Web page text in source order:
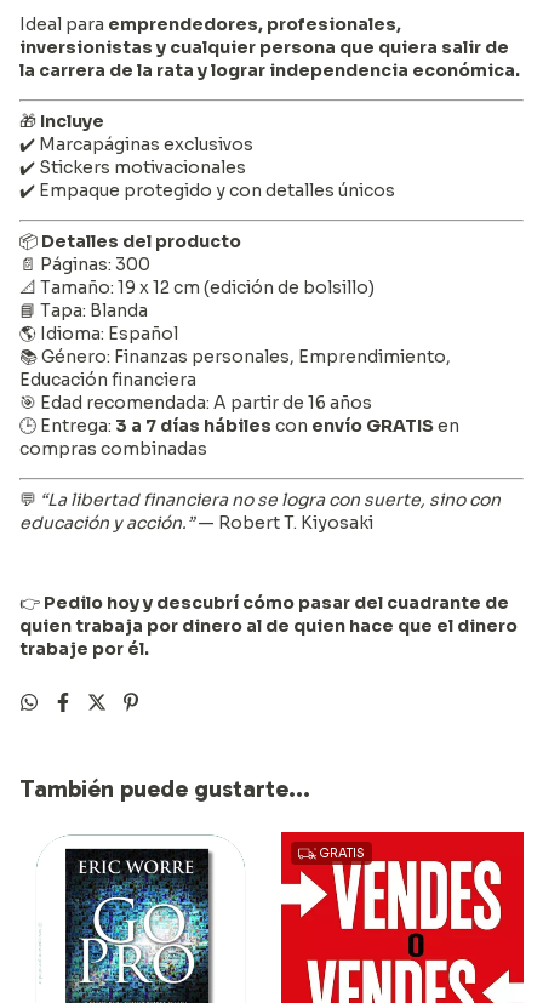
Ideal para emprendedores, profesionales,
inversionistas y cualquier persona que quiera salir de
la carrera de la rata y lograr independencia económica.
🎁 Incluye
✔️ Marcapáginas exclusivos
✔️ Stickers motivacionales
✔️ Empaque protegido y con detalles únicos
📦 Detalles del producto
📄 Páginas: 300
📐 Tamaño: 19 x 12 cm (edición de bolsillo)
📘 Tapa: Blanda
🌎 Idioma: Español
📚 Género: Finanzas personales, Emprendimiento,
Educación financiera
🎯 Edad recomendada: A partir de 16 años
🕒 Entrega: 3 a 7 días hábiles con envío GRATISen
compras combinadas
💬 “La libertad financiera no se logra con suerte, sino con
educación y acción.”— Robert T. Kiyosaki
👉 Pedilo hoy y descubrí cómo pasar del cuadrante de
quien trabaja por dinero al de quien hace que el dinero
trabaje por él.
También puede gustarte...
GRATIS